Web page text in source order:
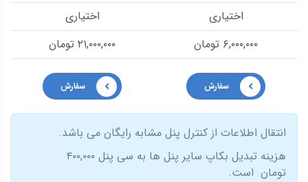
اختیاری
۲۱,۰۰۰,۰۰۰ تومان
سفارش
اختیاری
۶,۰۰۰,۰۰۰ تومان
سفارش
انتقال اطلاعات از کنترل پنل مشابه رایگان می باشد.
هزینه تبدیل بکاپ سایر پنل ها به سی پنل ۴۰۰,۰۰۰
تومان است.